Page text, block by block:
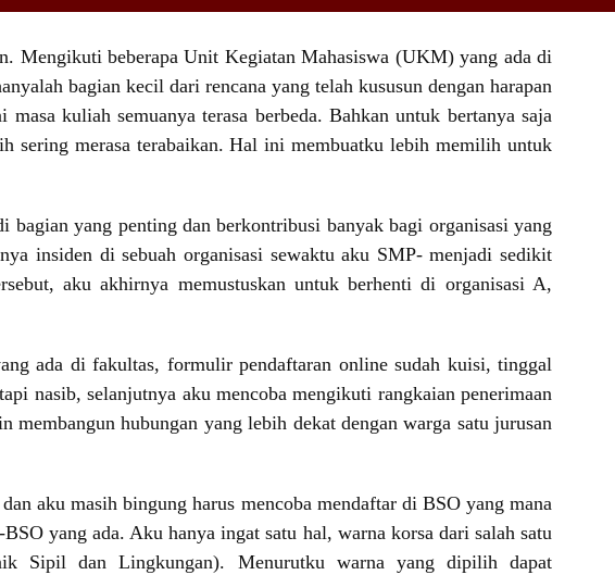
Mengikuti beberapa Unit Kegiatan Mahasiswa (UKM) yang ada di
bagian kecil dari rencana yang telah kususun dengan harapan
kuliah semuanya terasa berbeda. Bahkan untuk bertanya saja
sering merasa terabaikan. Hal ini membuatku lebih memilih untuk
yang penting dan berkontribusi banyak bagi organisasi yang
insiden di sebuah organisasi sewaktu aku SMP- menjadi sedikit
aku akhirnya memustuskan untuk berhenti di organisasi A,
ada di fakultas, formulir pendaftaran online sudah kuisi, tinggal
nasib, selanjutnya aku mencoba mengikuti rangkaian penerimaan
hubungan yang lebih dekat dengan warga satu jurusan
aku masih bingung harus mencoba mendaftar di BSO yang mana
yang ada. Aku hanya ingat satu hal, warna korsa dari salah satu
Sipil dan Lingkungan). Menurutku warna yang dipilih dapat